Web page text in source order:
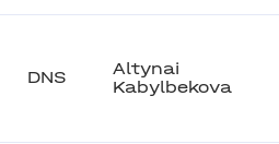
DNS
Altynai
Kabylbekova